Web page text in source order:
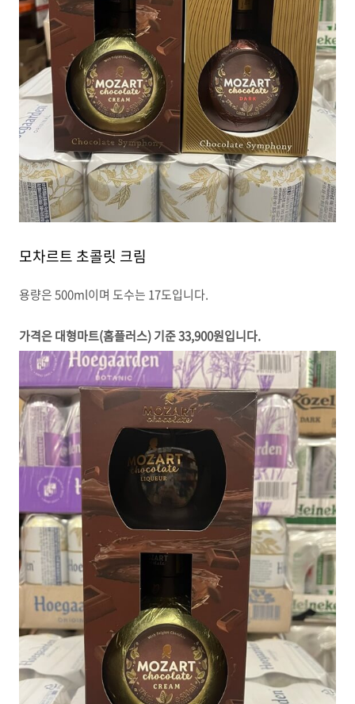
모차르트 초콜릿 크림
용량은 500ml이며 도수는 17도입니다.
가격은 대형마트(홈플러스) 기준 33,900원입니다.